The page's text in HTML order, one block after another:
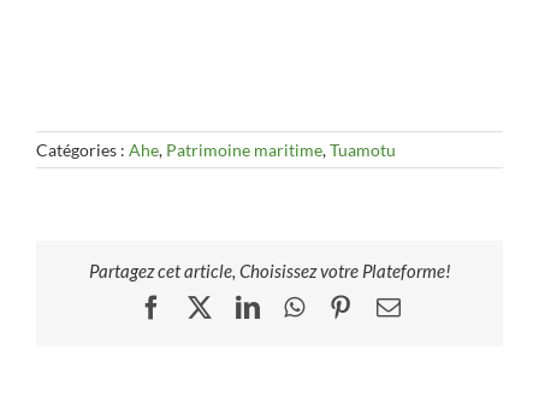
Catégories : Ahe, Patrimoine maritime,Tuamotu
Partagez cet article, Choisissez votre Plateforme!
FacebookLinkedInWhatsApp
Pinterest
Email